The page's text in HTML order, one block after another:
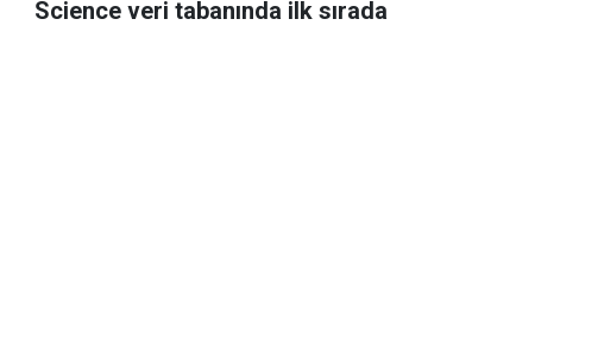
Science veri tabanında ilk sırada